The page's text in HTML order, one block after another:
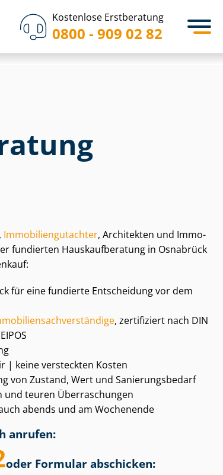
Kostenlose Erstberatung
0800 - 909 02 82
Im­mo­bi­li­en­gut­ach­ter, Architekten und Im­mo­
fundierten Haus­kauf­be­ra­tung in Osnabrück
für eine fundierte Entscheidung vor dem
, zertifiziert nach DIN
| keine versteckten Kosten
von Zustand, Wert und Sa­nie­rungs­be­darf
und teuren Überraschungen
abends und am Wochenende
anrufen:
oder Formular abschicken: